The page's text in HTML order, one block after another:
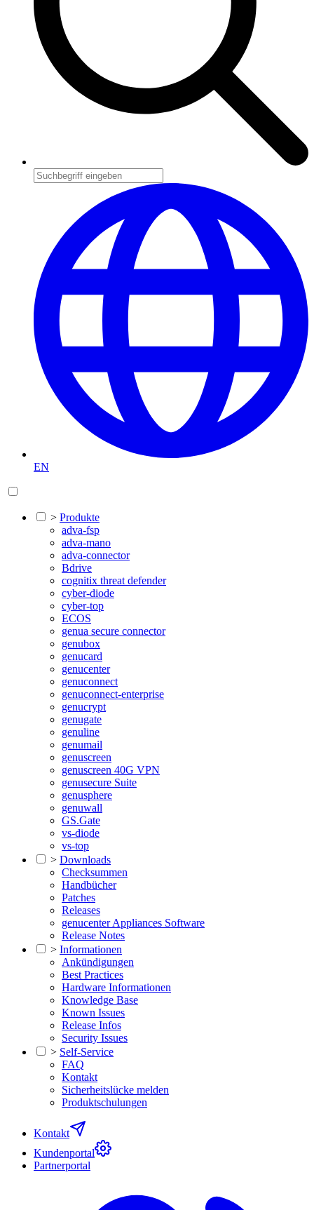
EN
> Produkte
adva-fsp
adva-mano
adva-connector
Bdrive
cognitix threat defender
cyber-diode
cyber-top
ECOS
genua secure connector
genubox
genucard
genucenter
genuconnect
genuconnect-enterprise
genucrypt
genugate
genuline
genumail
genuscreen
genuscreen 40G VPN
genusecure Suite
genusphere
genuwall
GS.Gate
vs-diode
vs-top
> Downloads
Checksummen
Handbücher
Patches
Releases
genucenter Appliances Software
Release Notes
> Informationen
Ankündigungen
Best Practices
Hardware Informationen
Knowledge Base
Known Issues
Release Infos
Security Issues
> Self-Service
FAQ
Kontakt
Sicherheitslücke melden
Produktschulungen
Kontakt
Kundenportal
Partnerportal